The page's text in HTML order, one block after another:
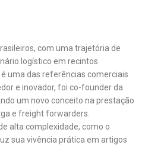
com uma trajetória de
logístico em recintos
uma das referências comerciais
e inovador, foi co-founder da
um novo conceito na prestação
e freight forwarders.
alta complexidade, como o
sua vivência prática em artigos